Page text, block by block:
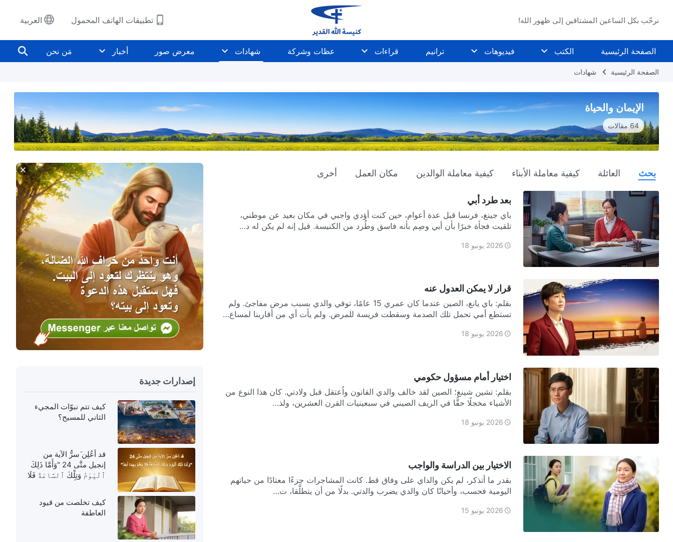
نرحّب بكل الساعين المشتاقين إلى ظهور الله! تطبيقات الهاتف المحمول العربية
الصفحة الرئيسية الكتب فيديوهات ترانيم قراءات عظات وشركة شهادات معرض صور أخبار مَن نحن
الصفحة الرئيسية شهادات
الإيمان والحياة
64 مقالات
بحث العائلة كيفية معاملة الأبناء كيفية معاملة الوالدين مكان العمل أخرى
بعد طرد أبي
باي جينغ، فرنسا قبل عدة أعوام، حين كنت أؤدي واجبي في مكان بعيد عن موطني،
تلقيت فجأة خبرًا بأن أبي وصِم بأنه فاسق وطُرد من الكنيسة. قيل إنه لم يكن له د…
2026 يونيو 18
قرار لا يمكن العدول عنه
بقلم: باي يانغ، الصين عندما كان عمري 15 عامًا، توفي والدي بسبب مرض مفاجئ. ولم
تستطع أمي تحمل تلك الصدمة وسقطت فريسة للمرض. ولم يأت أي من أقاربنا لمساع…
2026 يونيو 18
اختيار أمام مسؤول حكومي
بقلم: تشين شينغ؛ الصين لقد خالف والدي القانون واُعتقل قبل ولادتي. كان هذا النوع من
الأشياء مخجلًا حقًّا في الريف الصيني في سبعينيات القرن العشرين، ولذ…
2026 يونيو 18
الاختيار بين الدراسة والواجب
بقدر ما أتذكر، لم يكن والداي على وفاق قط. كانت المشاجرات جزءًا معتادًا من حياتهم
اليومية فحسب، وأحيانًا كان والدي يضرب والدتي. بدلًا من أن يتطلَّقا، ت…
2026 يونيو 15
إصدارات جديدة
كيف تتم نبوّات المجيء
الثاني للمسيح؟
قد أعُلِن َسرُّ الآية من
إنجيل متَّى 24 "وَأَمَّا ذَلِكَ
ٱلْيَوْمُ وَتِلْكَ ٱلسَّاعَةُ فَلَا
كيف تخلصت من قيود
العاطفة